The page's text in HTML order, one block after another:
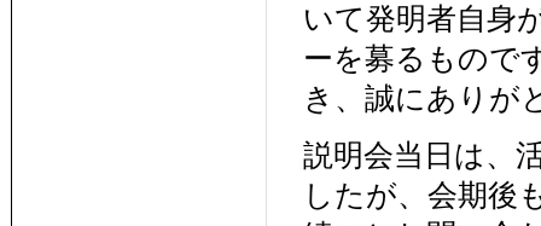
いて発明者自身
ーを募るもので
き、誠にありが
説明会当日は、
したが、会期後